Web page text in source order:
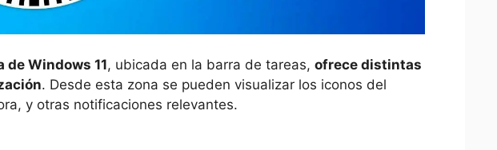
de Windows 11, ubicada en la barra de tareas, ofrece distintas
. Desde esta zona se pueden visualizar los iconos del
y otras notificaciones relevantes.